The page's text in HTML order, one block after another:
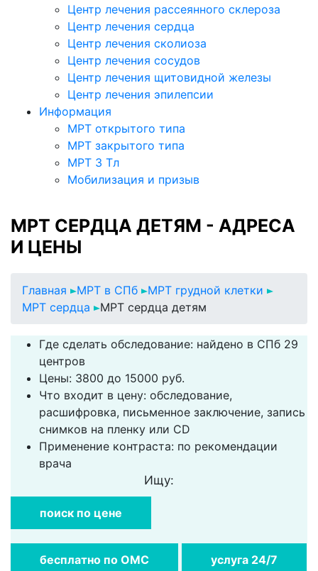
Центр лечения рассеянного склероза
Центр лечения сердца
Центр лечения сколиоза
Центр лечения сосудов
Центр лечения щитовидной железы
Центр лечения эпилепсии
Информация
МРТ открытого типа
МРТ закрытого типа
МРТ 3 Тл
Мобилизация и призыв
МРТ СЕРДЦА ДЕТЯМ - АДРЕСА
И ЦЕНЫ
Главная МРТ в СПб
МРТ грудной клетки
МРТ сердца
МРТ сердца детям
Где сделать обследование: найдено в СПб 29
центров
Цены: 3800 до 15000 руб.
Что входит в цену: обследование,
расшифровка, письменное заключение, запись
снимков на пленку или CD
Применение контраста: по рекомендации
врача
Ищу:
поиск по цене
бесплатно по ОМС услуга 24/7